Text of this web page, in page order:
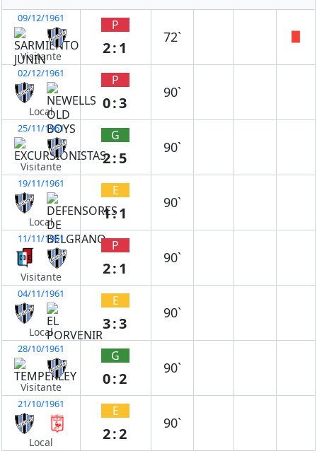
09/12/1961
Visitante
P
2:1
72`
02/12/1961
Local
P
0:3
90`
25/11/1961
Visitante
G
2:5
90`
19/11/1961
Local
E
1:1
90`
11/11/1961
Visitante
P
2:1
90`
04/11/1961
Local
E
3:3
90`
28/10/1961
Visitante
G
0:2
90`
21/10/1961
Local
E
2:2
90`